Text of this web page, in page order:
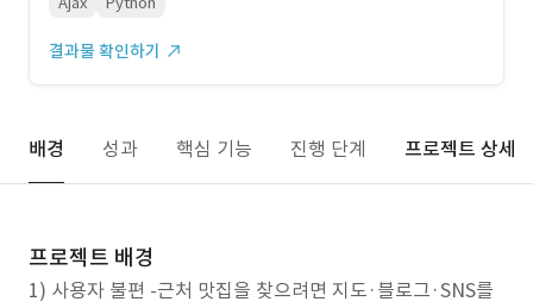
결과물 확인하기
배경 성과 핵심 기능 진행 단계 프로젝트 상세
프로젝트 배경
1) 사용자 불편 -근처 맛집을 찾으려면 지도·블로그·SNS를